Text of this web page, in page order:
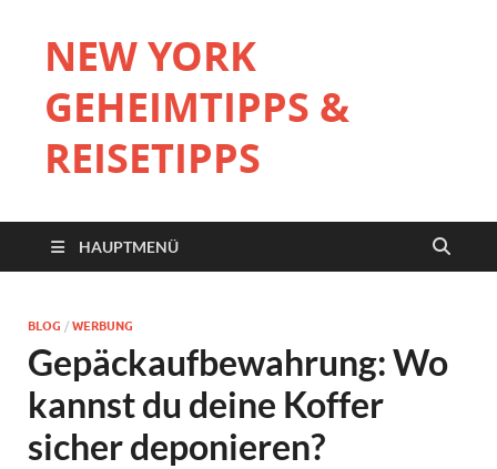
NEW YORK
GEHEIMTIPPS &
REISETIPPS
HAUPTMENÜ
BLOG / WERBUNG
Gepäckaufbewahrung: Wo
kannst du deine Koffer
sicher deponieren?